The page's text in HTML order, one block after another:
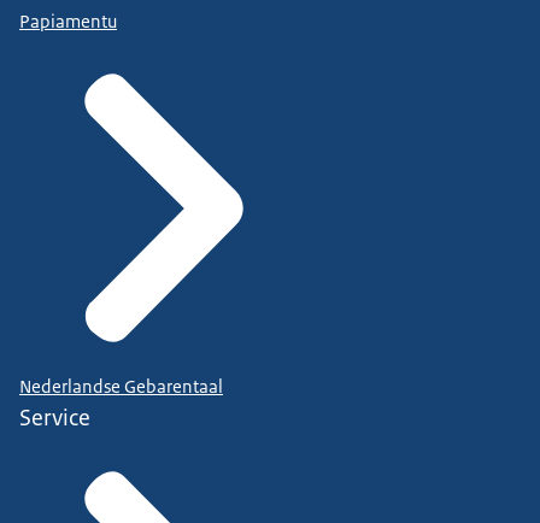
Papiamentu
Nederlandse Gebarentaal
Service